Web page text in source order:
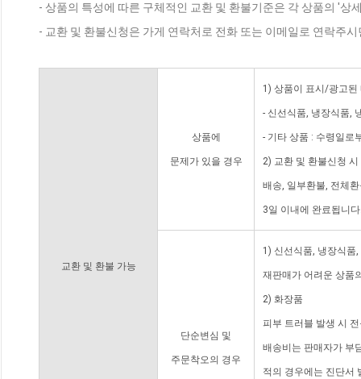
- 상품의 특성에 따른 구체적인 교환 및 환불기준은 각 상품의 '상
- 교환 및 환불신청은 가게 연락처로 전화 또는 이메일로 연락주
교환 및 환불 가능
상품에
문제가 있을 경우
1) 상품이 표시/광고된
- 신선식품, 냉장식품,
- 기타 상품 : 수령일로
2) 교환 및 환불신청
배송, 일부환불, 전체
3일 이내에 완료됩니
단순변심 및
주문착오의 경우
1) 신선식품, 냉장식품
재판매가 어려운 상품
2) 화장품
피부 트러블 발생 시
배송비는 판매자가 부
적의 경우에는 진단서